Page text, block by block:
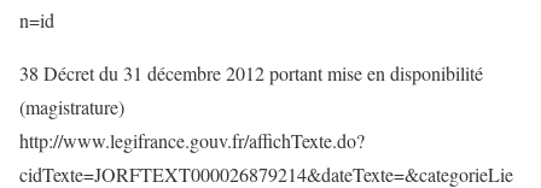
n=id
38 Décret du 31 décembre 2012 portant mise en disponibilité
(magistrature)
http://www.legifrance.gouv.fr/affichTexte.do?
cidTexte=JORFTEXT000026879214&dateTexte=&categorieLie